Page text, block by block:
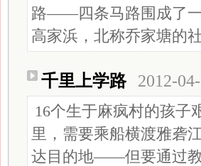
路——四条马路围成了一
高家浜，北称乔家塘的社
千里上学路 2012-
16个生于麻疯村的孩子
里，需要乘船横渡雅砻
达目的地——但要通过